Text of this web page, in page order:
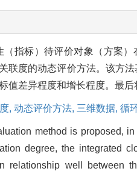
（指标）待评价对象（方案
联度的动态评价方法。该方
值差异程度和增长程度。最
, 动态评价方法, 三维数据, 循
method is proposed,
degree, the integrated
relationship well between